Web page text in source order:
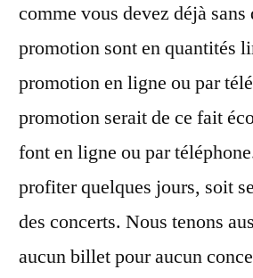
comme vous devez déjà
promotion sont en quantités
promotion en ligne ou par
promotion serait de ce fait
font en ligne ou par
profiter quelques jours, soit
des concerts. Nous tenons
aucun billet pour aucun